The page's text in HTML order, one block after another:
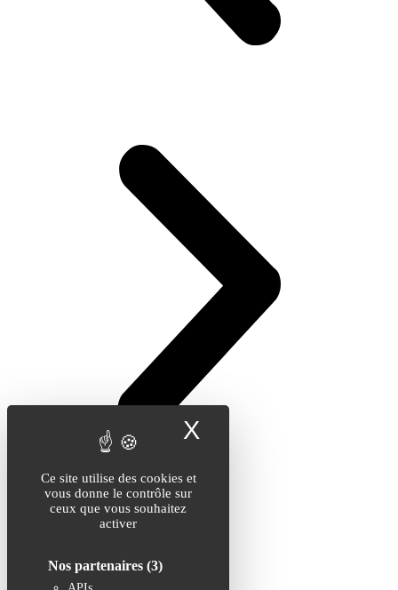
Ce site utilise des cookies et
vous donne le contrôle sur
ceux que vous souhaitez
activer
Nos partenaires (3)
X
Catégories
économie